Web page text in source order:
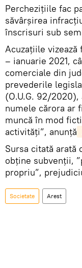
Perchezițiile fac
săvârșirea
înscrisuri sub
Acuzațiile
– ianuarie 2021,
comerciale din
prevederile
(O.U.G. 92/
numele cărora ar
muncă în mod
activități”, anunță
Sursa citată arată
obține subvenții,
propriu”,
Societate Arest